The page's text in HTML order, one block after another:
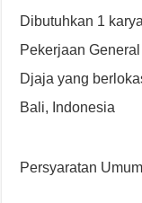
Dibutuhkan 1
Pekerjaan
Djaja yang
Bali, Indonesia
Persyaratan